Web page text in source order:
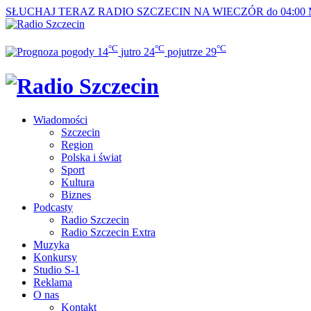
SŁUCHAJ TERAZ RADIO SZCZECIN NA WIECZÓR do 04:00
14°C jutro 24°C pojutrze 29°C
Wiadomości
Szczecin
Region
Polska i świat
Sport
Kultura
Biznes
Podcasty
Radio Szczecin
Radio Szczecin Extra
Muzyka
Konkursy
Studio S-1
Reklama
O nas
Kontakt